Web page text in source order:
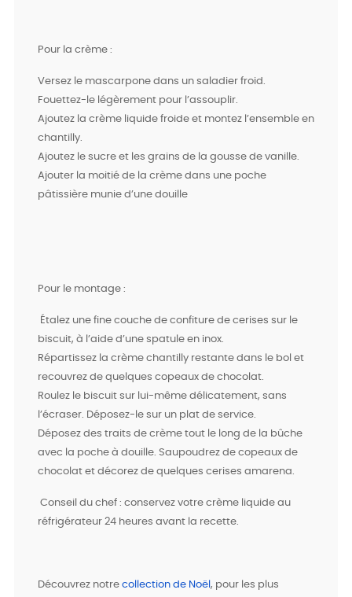
Pour la crème :
Versez le mascarpone dans un saladier froid.
Fouettez-le légèrement pour l’assouplir.
Ajoutez la crème liquide froide et montez l’ensemble en
chantilly.
Ajoutez le sucre et les grains de la gousse de vanille.
Ajouter la moitié de la crème dans une poche
pâtissière munie d’une douille
Pour le montage :
Étalez une fine couche de confiture de cerises sur le
biscuit, à l’aide d’une spatule en inox.
Répartissez la crème chantilly restante dans le bol et
recouvrez de quelques copeaux de chocolat.
Roulez le biscuit sur lui-même délicatement, sans
l’écraser. Déposez-le sur un plat de service.
Déposez des traits de crème tout le long de la bûche
avec la poche à douille. Saupoudrez de copeaux de
chocolat et décorez de quelques cerises amarena.
Conseil du chef : conservez votre crème liquide au
réfrigérateur 24 heures avant la recette.
Découvrez notre collection de Noël , pour les plus